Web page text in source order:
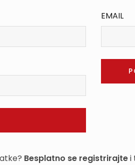
EMAIL
Besplatno se registrirajtei